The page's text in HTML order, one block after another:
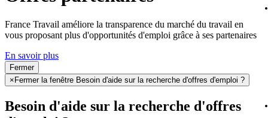
France Travail améliore la transparence du marché du travail en
vous proposant plus d'opportunités d'emploi grâce à ses partenaires
En savoir plus
Fermer
× Fermer la fenêtre Besoin d'aide sur la recherche d'offres d'emploi ?
Besoin d'aide sur la recherche d'offres